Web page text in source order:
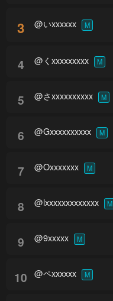
3 @いxxxxxx M
4 @くxxxxxxxxx M
5 @さxxxxxxxxxx M
6 @Gxxxxxxxxxx M
7 @Oxxxxxxx M
8 @lxxxxxxxxxxxxx M
9 @9xxxxx M
10 @ペxxxxxx M